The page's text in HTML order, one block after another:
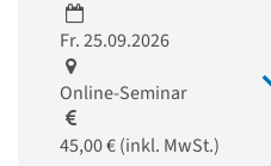
Fr. 25.09.2026
Online-Seminar
45,00 € (inkl. MwSt.)